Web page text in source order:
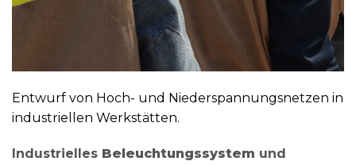
Entwurf von Hoch- und Niederspannungsnetzen in
industriellen Werkstätten.
Industrielles Beleuchtungssystem und